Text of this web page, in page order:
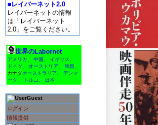
■レイバーネット2.0
レイバーネットの情報
は「レイバーネット
2.0」をご覧ください。
世界のLabornet
アメリカ 中国 イギリス
ドイツ
オーストリア 韓国
カナダオーストラリア
デンマ
ーク
トルコ 日本
Guest
ログイン
情報提供